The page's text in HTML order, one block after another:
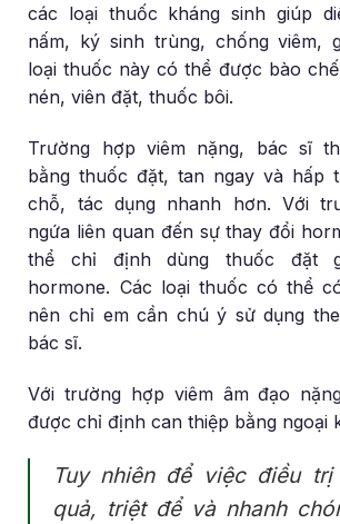
các loại thuốc kháng sinh giúp
nấm, ký sinh trùng, chống viêm,
loại thuốc này có thể được bào
nén, viên đặt, thuốc bôi.
Trường hợp viêm nặng, bác sĩ
bằng thuốc đặt, tan ngay và hấp
chỗ, tác dụng nhanh hơn. Với
ngứa liên quan đến sự thay đổi
thể chỉ định dùng thuốc đặt
hormone. Các loại thuốc có thể
nên chỉ em cần chú ý sử dụng
bác sĩ.
Với trường hợp viêm âm đạo
được chỉ định can thiệp bằng ngoại
Tuy nhiên để việc điều
quả, triệt để và nhanh